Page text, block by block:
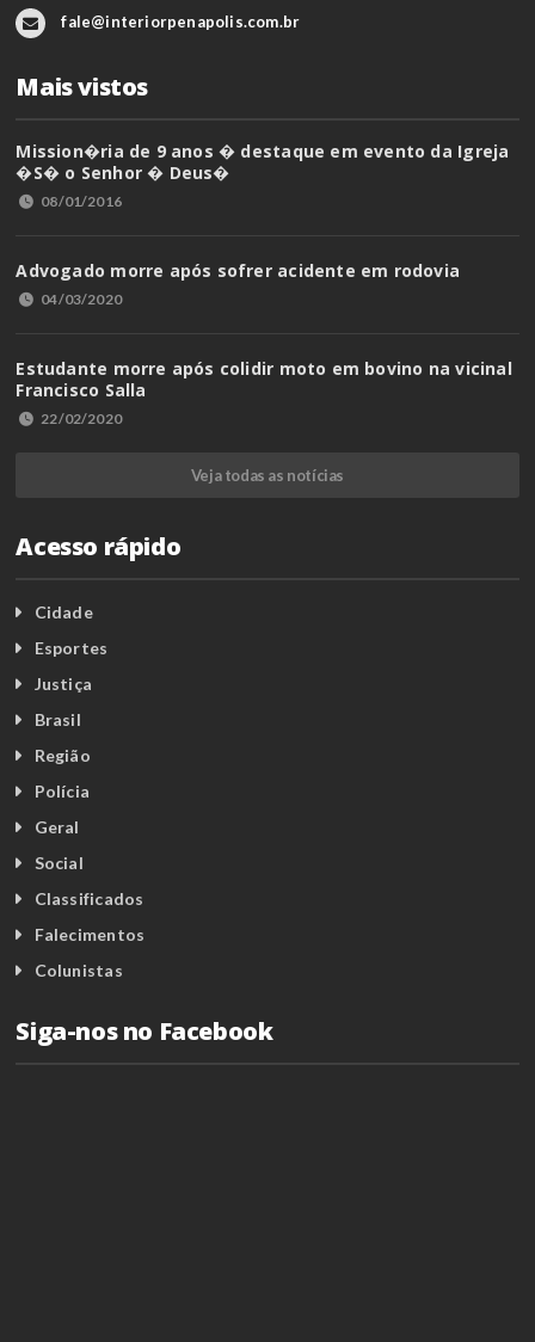
fale@interiorpenapolis.com.br
Mais vistos
Mission�ria de 9 anos � destaque em evento da Igreja
�S� o Senhor � Deus�
08/01/2016
Advogado morre após sofrer acidente em rodovia
04/03/2020
Estudante morre após colidir moto em bovino na vicinal
Francisco Salla
22/02/2020
Veja todas as notícias
Acesso rápido
Cidade
Esportes
Justiça
Brasil
Região
Polícia
Geral
Social
Classificados
Falecimentos
Colunistas
Siga-nos no Facebook